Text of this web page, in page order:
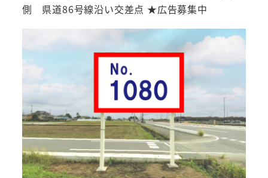
側 県道86号線沿い交差点 ★広告募集中